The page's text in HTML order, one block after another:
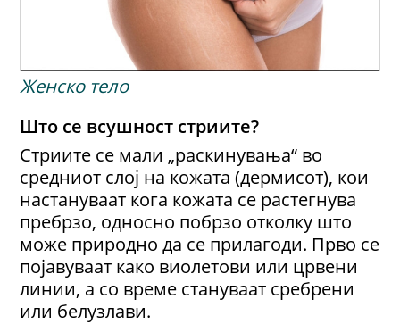
Женско тело
Што се всушност стриите?
Стриите се мали „раскинувања“ во
средниот слој на кожата (дермисот), кои
настануваат кога кожата се растегнува
пребрзо, односно побрзо отколку што
може природно да се прилагоди. Прво се
појавуваат како виолетови или црвени
линии, а со време стануваат сребрени
или белузлави.